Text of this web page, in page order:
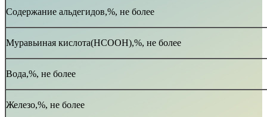
Содержание альдегидов,%, не более
Муравьиная кислота(HCOOH),%, не более
Вода,%, не более
Железо,%, не более